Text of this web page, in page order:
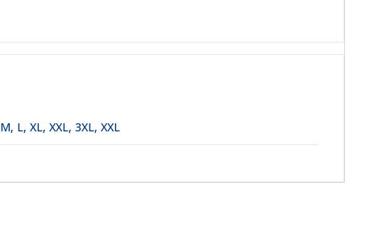
M, L, XL, XXL, 3XL,XXL